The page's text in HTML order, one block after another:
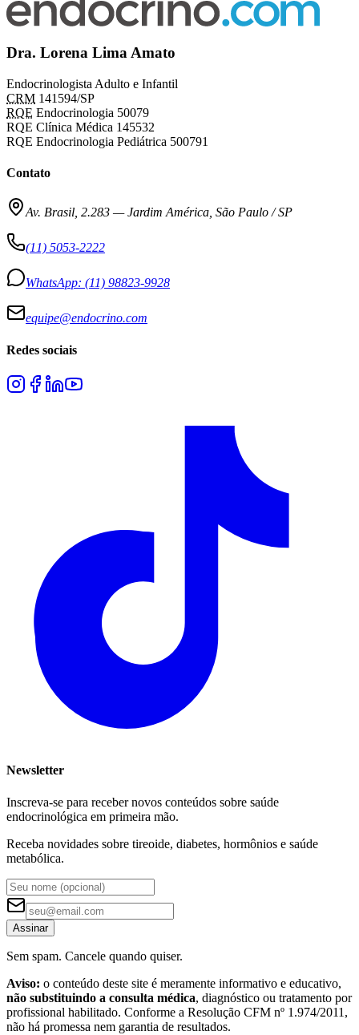
Dra. Lorena Lima Amato
Endocrinologista Adulto e Infantil
CRM 141594/SP
RQE Endocrinologia 50079
RQE Clínica Médica 145532
RQE Endocrinologia Pediátrica 500791
Contato
Av. Brasil, 2.283 —Jardim América, São Paulo / SP
(11) 5053-2222
WhatsApp: (11) 98823-9928
equipe@endocrino.com
Redes sociais
Newsletter
Inscreva-se para receber novos conteúdos sobre saúde
endocrinológica em primeira mão.
Receba novidades sobre tireoide, diabetes, hormônios e saúde
metabólica.
Assinar
Sem spam. Cancele quando quiser.
Aviso: o conteúdo deste site é meramente informativo e educativo,
não substituindo a consulta médica, diagnóstico ou tratamento por
profissional habilitado. Conforme a Resolução CFM nº 1.974/2011,
não há promessa nem garantia de resultados.